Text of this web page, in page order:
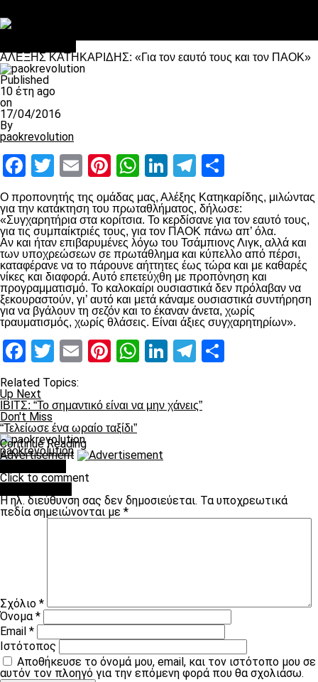
ΑΛΕΞΗΣ ΚΑΤΗΚΑΡΙΔΗΣ: «Για τον εαυτό τους και τον ΠΑΟΚ»
Published
10 έτη ago
on
17/04/2016
By
paokrevolution
Facebook
Twitter
EmailPinterest
WhatsApp
LinkedIn
Telegram
Ο προπονητής της ομάδας μας, Αλέξης Κατηκαρίδης, μιλώντας
για την κατάκτηση του πρωταθλήματος, δήλωσε:
«Συγχαρητήρια στα κορίτσια. Το κερδίσανε για τον εαυτό τους,
για τις συμπαίκτριές τους, για τον ΠΑΟΚ πάνω απ’ όλα.
Αν και ήταν επιβαρυμένες λόγω του Τσάμπιονς Λιγκ, αλλά και
των υποχρεώσεων σε πρωτάθλημα και κύπελλο από πέρσι,
καταφέρανε να το πάρουνε αήττητες έως τώρα και με καθαρές
νίκες και διαφορά. Αυτό επετεύχθη με προπόνηση και
προγραμματισμό. Το καλοκαίρι ουσιαστικά δεν πρόλαβαν να
ξεκουραστούν, γι’ αυτό και μετά κάναμε ουσιαστικά συντήρηση
για να βγάλουν τη σεζόν και το έκαναν άνετα, χωρίς
τραυματισμός, χωρίς θλάσεις. Είναι άξιες συγχαρητηρίων».
Facebook
Twitter
EmailPinterest
WhatsApp
LinkedIn
Telegram
Related Topics:
Up Next
ΙΒΙΤΣ: “Το σημαντικό είναι να μην χάνεις”
Don't Miss
“Τελείωσε ένα ωραίο ταξίδι”
paokrevolution
Continue Reading
Advertisement
Click to comment
Η ηλ. διεύθυνση σας δεν δημοσιεύεται. Τα υποχρεωτικά
πεδία σημειώνονται με *
Σχόλιο *
Όνομα*
Email *
Ιστότοπος
Αποθήκευσε το όνομά μου, email, και τον ιστότοπο μου σε
αυτόν τον πλοηγό για την επόμενη φορά που θα σχολιάσω.